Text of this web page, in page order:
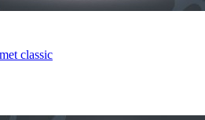
classic